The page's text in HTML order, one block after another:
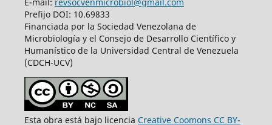
Prefijo DOI: 10.69833
Financiada por la Sociedad Venezolana de
Microbiología y el Consejo de Desarrollo Científico y
Humanístico de la Universidad Central de Venezuela
(CDCH-UCV)
Esta obra está bajo licencia Creative Coomons CC BY-